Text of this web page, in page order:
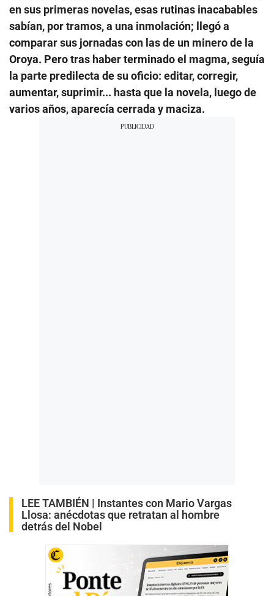
en sus primeras novelas, esas rutinas inacabables
sabían, por tramos, a una inmolación; llegó a
comparar sus jornadas con las de un minero de la
Oroya. Pero tras haber terminado el magma, seguía
la parte predilecta de su oficio: editar, corregir,
aumentar, suprimir... hasta que la novela, luego de
varios años, aparecía cerrada y maciza.
LEE TAMBIÉN | Instantes con Mario Vargas
Llosa: anécdotas que retratan al hombre
detrás del Nobel